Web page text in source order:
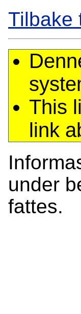
Tilbake
This
link
under
fattes.